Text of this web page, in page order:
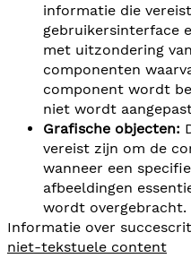
informatie die
gebruikersinterface
met uitzondering
componenten
component wordt
niet wordt
Grafische objecten:
vereist zijn om de
wanneer een
afbeeldingen
wordt overgebracht.
Informatie over
niet-tekstuele content